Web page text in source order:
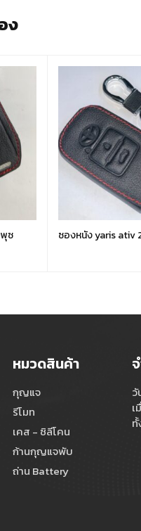
ง
ซ
ซองหนัง yaris ativ
หมวดสินค้า
กุญแจ
รีโมท
เคส - ซิลีโคน
ก้านกุญแจพับ
ถ่าน Battery
เ